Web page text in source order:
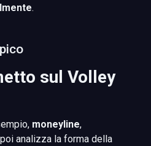
.
sul Volley
moneyline,
analizza la forma della